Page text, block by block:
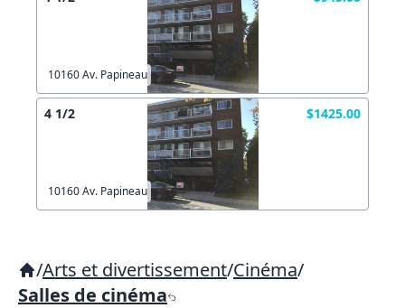
10160 Av. Papineau
4 1/2 $1425.00
10160 Av. Papineau
/Arts et divertissement/Cinéma/
Salles de cinéma